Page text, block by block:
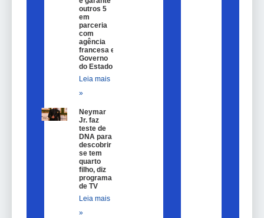
outros 5
em
parceria
com
agência
francesa e
Governo
do Estado
Leia mais
»
Neymar
Jr. faz
teste de
DNA para
descobrir
se tem
quarto
filho, diz
programa
de TV
Leia mais
»